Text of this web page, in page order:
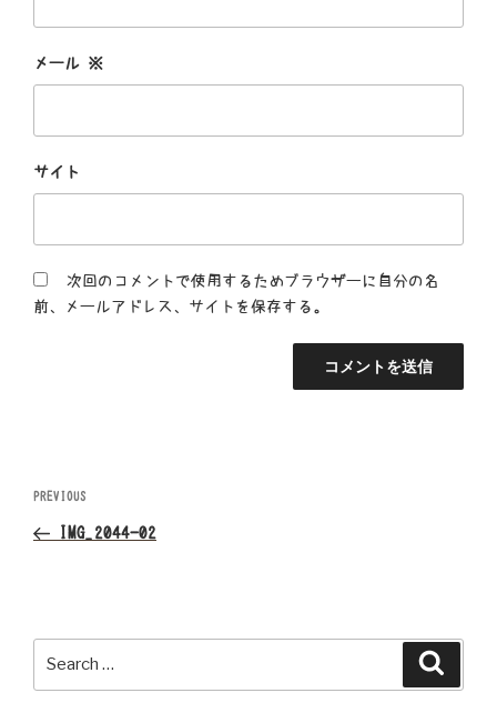
メール ※
サイト
次回のコメントで使用するためブラウザーに自分の名
前、メールアドレス、サイトを保存する。
投
稿
ビ
ゲ
Previous
Post
PREVIOUS
IMG_2044-02